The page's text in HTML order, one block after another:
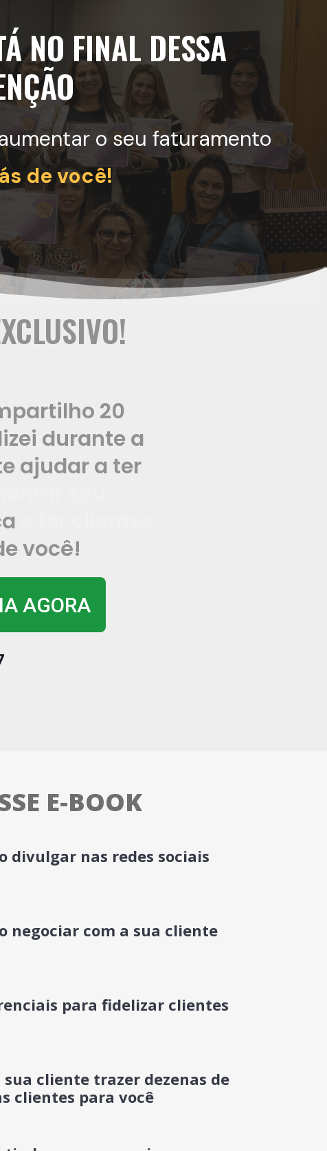
NO FINAL DESSA
o seu faturamento
de você!
20
durante a
ajudar a ter
você!
AGORA
E-BOOK
divulgar nas redes sociais
negociar com a sua cliente
para fidelizar clientes
sua cliente trazer dezenas de
clientes para você